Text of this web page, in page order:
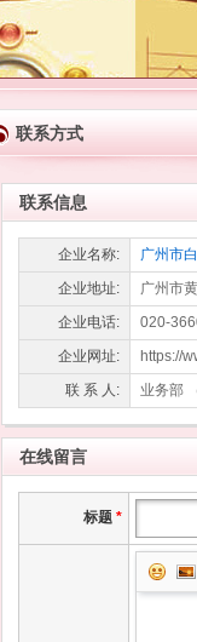
联系方式
联系信息
企业名称:
广州市
企业地址:
广州市
企业电话:
020-
企业网址:
https://
联 系 人:
业务部
在线留言
标题 *